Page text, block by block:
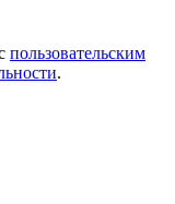
пользовательским
.